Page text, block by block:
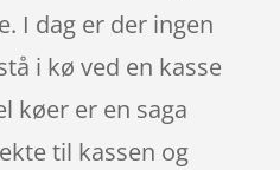
I dag er der ingen
i kø ved en kasse
køer er en saga
til kassen og